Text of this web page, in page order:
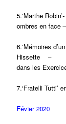
5.‘Marthe
ombres en
6.‘Mémoires
Hissette –
dans les
7.‘Fratelli Tutti’
Févier 2020